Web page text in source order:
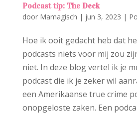
Podcast tip: The Deck
door Mamagisch | jun 3, 2023 |
Hoe ik ooit gedacht heb dat
podcasts niets voor mij zou
niet. In deze blog vertel ik je
podcast die ik je zeker wil
een Amerikaanse true crime
onopgeloste zaken. Een